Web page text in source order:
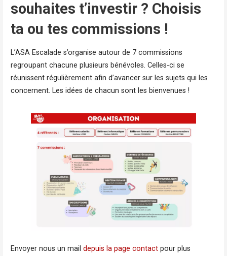
souhaites t’investir ? Choisis
ta ou tes commissions !
L’ASA Escalade s’organise autour de 7 commissions
regroupant chacune plusieurs bénévoles. Celles-ci se
réunissent régulièrement afin d’avancer sur les sujets qui les
concernent. Les idées de chacun sont les bienvenues !
Envoyer nous un mail depuis la page contactpour plus